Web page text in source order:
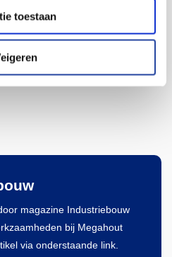
toestaan
magazine Industriebouw
bij Megahout
via onderstaande link.